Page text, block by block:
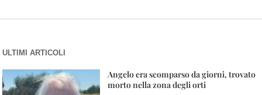
ULTIMI ARTICOLI
Angelo era scomparso da giorni, trovato
morto nella zona degli orti